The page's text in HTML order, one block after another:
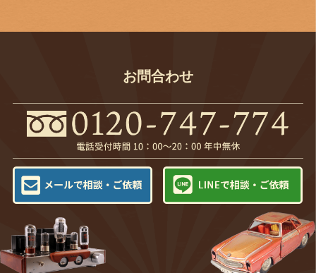
お問合わせ